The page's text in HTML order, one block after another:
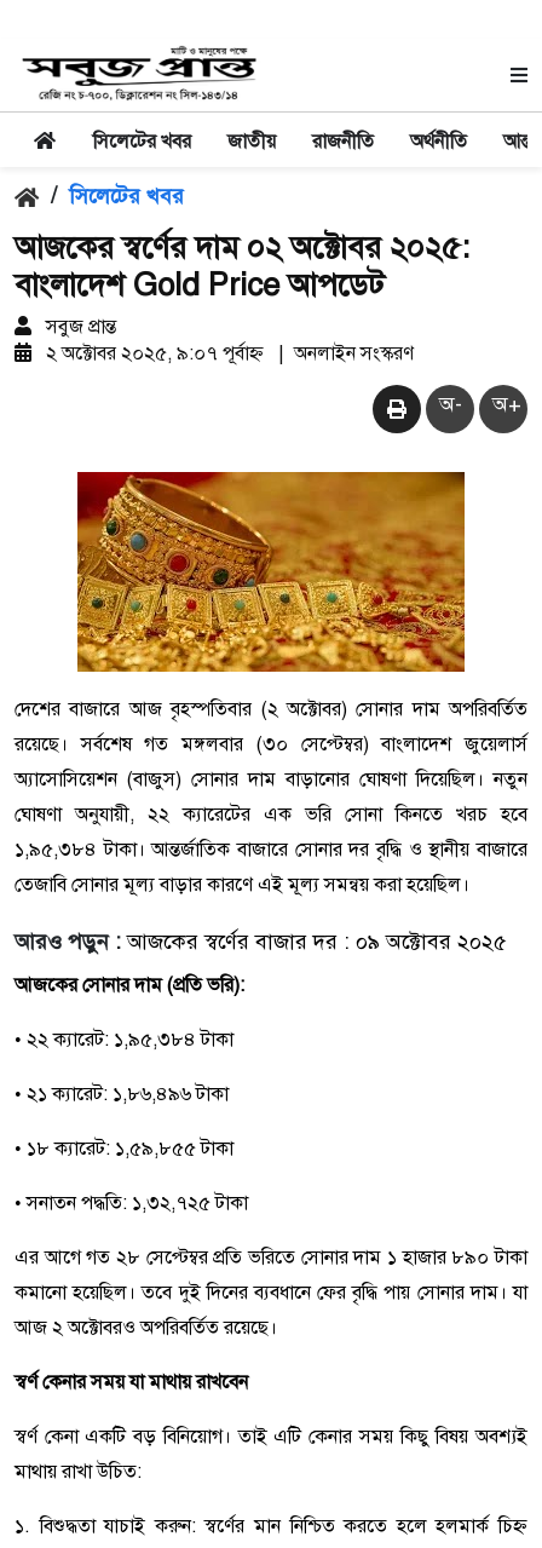
সিলেটের খবর জাতীয় রাজনীতি অর্থনীতি
/ সিলেটের খবর
আজকের স্বর্ণের দাম ০২ অক্টোবর ২০২৫:
বাংলাদেশ Gold Price আপডেট
সবুজ প্রান্ত
২ অক্টোবর ২০২৫, ৯:০৭ পূর্বাহ্ন
অনলাইন সংস্করণ
অ- অ+
দেশের বাজারে আজ বৃহস্পতিবার (২ অক্টোবর) সোনার দাম অপরিবর্তিত
রয়েছে। সর্বশেষ গত মঙ্গলবার (৩০ সেপ্টেম্বর) বাংলাদেশ জুয়েলার্স
অ্যাসোসিয়েশন (বাজুস) সোনার দাম বাড়ানোর ঘোষণা দিয়েছিল। নতুন
ঘোষণা অনুযায়ী, ২২ ক্যারেটের এক ভরি সোনা কিনতে খরচ হবে
১,৯৫,৩৮৪ টাকা। আন্তর্জাতিক বাজারে সোনার দর বৃদ্ধি ও স্থানীয় বাজারে
তেজাবি সোনার মূল্য বাড়ার কারণে এই মূল্য সমন্বয় করা হয়েছিল।
আরও পড়ুন :আজকের স্বর্ণের বাজার দর : ০৯ অক্টোবর ২০২৫
আজকের সোনার দাম (প্রতি ভরি):
• ২২ ক্যারেট: ১,৯৫,৩৮৪ টাকা
• ২১ ক্যারেট: ১,৮৬,৪৯৬ টাকা
• ১৮ ক্যারেট: ১,৫৯,৮৫৫ টাকা
• সনাতন পদ্ধতি: ১,৩২,৭২৫ টাকা
এর আগে গত ২৮ সেপ্টেম্বর প্রতি ভরিতে সোনার দাম ১ হাজার ৮৯০ টাকা
কমানো হয়েছিল। তবে দুই দিনের ব্যবধানে ফের বৃদ্ধি পায় সোনার দাম। যা
আজ ২ অক্টোবরও অপরিবর্তিত রয়েছে।
স্বর্ণ কেনার সময় যা মাথায় রাখবেন
স্বর্ণ কেনা একটি বড় বিনিয়োগ। তাই এটি কেনার সময় কিছু বিষয় অবশ্যই
মাথায় রাখা উচিত:
১. বিশুদ্ধতা যাচাই করুন: স্বর্ণের মান নিশ্চিত করতে হলে হলমার্ক চিহ্ন